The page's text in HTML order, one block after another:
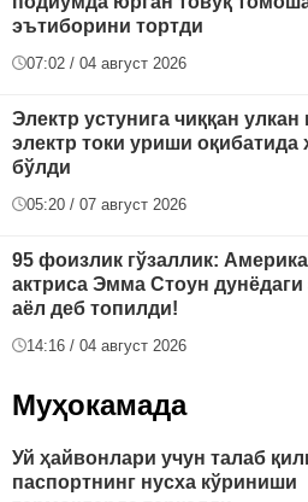
эътиборини тортди
07:02 / 04 август 2026
Электр устунига чиққан улкан
электр токи уриши оқибатида
бўлди
05:20 / 07 август 2026
95 фоизлик гўзаллик:
актриса Эмма Стоун дунёдаги
аёл деб топилди!
14:16 / 04 август 2026
Муҳокамада
Уй ҳайвонлари учун талаб
паспортнинг нусха кўриниши